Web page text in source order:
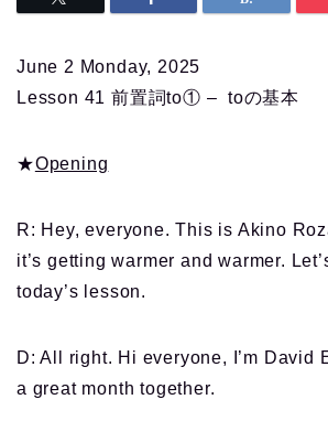
June 2 Monday, 2025
Lesson 41 前置詞to① – toの基本
★Opening
R: Hey, everyone. This is Akino
it’s getting warmer and warmer.
today’s lesson.
D: All right. Hi everyone, I’m David
a great month together.